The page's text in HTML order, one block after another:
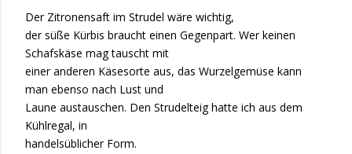
Der Zitronensaft im Strudel wäre wichtig,
der süße Kürbis braucht einen Gegenpart. Wer keinen
Schafskäse mag tauscht mit
einer anderen Käsesorte aus, das Wurzelgemüse kann
man ebenso nach Lust und
Laune austauschen. Den Strudelteig hatte ich aus dem
Kühlregal, in
handelsüblicher Form.